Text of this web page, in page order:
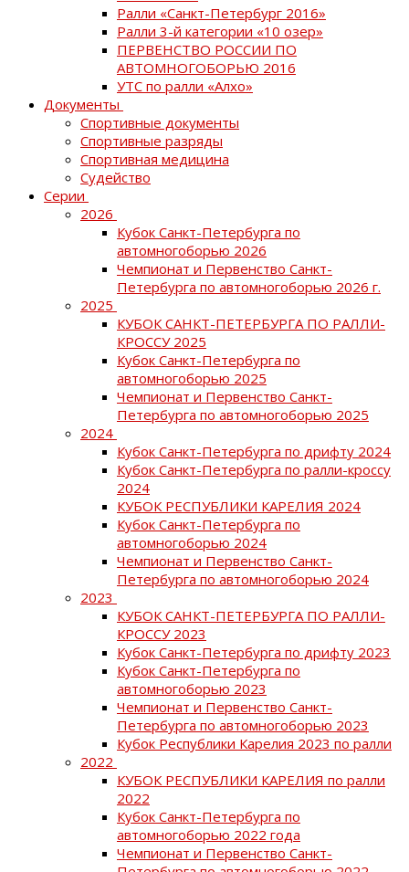
Ралли «Санкт-Петербург 2016»
Ралли 3-й категории «10 озер»
ПЕРВЕНСТВО РОССИИ ПО
АВТОМНОГОБОРЬЮ 2016
УТС по ралли «Алхо»
Документы
Спортивные документы
Спортивные разряды
Спортивная медицина
Судейство
Серии
2026
Кубок Санкт-Петербурга по
автомногоборью 2026
Чемпионат и Первенство Санкт-
Петербурга по автомногоборью 2026 г.
2025
КУБОК САНКТ-ПЕТЕРБУРГА ПО РАЛЛИ-
КРОССУ 2025
Кубок Санкт-Петербурга по
автомногоборью 2025
Чемпионат и Первенство Санкт-
Петербурга по автомногоборью 2025
2024
Кубок Санкт-Петербурга по дрифту 2024
Кубок Санкт-Петербурга по ралли-кроссу
2024
КУБОК РЕСПУБЛИКИ КАРЕЛИЯ 2024
Кубок Санкт-Петербурга по
автомногоборью 2024
Чемпионат и Первенство Санкт-
Петербурга по автомногоборью 2024
2023
КУБОК САНКТ-ПЕТЕРБУРГА ПО РАЛЛИ-
КРОССУ 2023
Кубок Санкт-Петербурга по дрифту 2023
Кубок Санкт-Петербурга по
автомногоборью 2023
Чемпионат и Первенство Санкт-
Петербурга по автомногоборью 2023
Кубок Республики Карелия 2023 по ралли
2022
КУБОК РЕСПУБЛИКИ КАРЕЛИЯ по ралли
2022
Кубок Санкт-Петербурга по
автомногоборью 2022 года
Чемпионат и Первенство Санкт-